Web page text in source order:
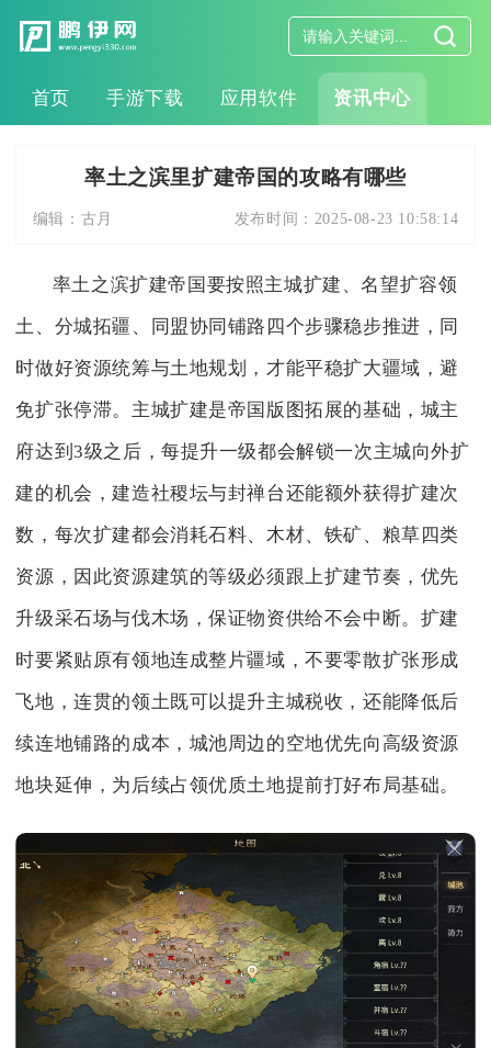
首页 手游下载 应用软件 资讯中心
率土之滨里扩建帝国的攻略有哪些
编辑： 古月 发布时间： 2025-08-23 10:58:14
率土之滨扩建帝国要按照主城扩建、名望扩容领
土、分城拓疆、同盟协同铺路四个步骤稳步推进，同
时做好资源统筹与土地规划，才能平稳扩大疆域，避
免扩张停滞。主城扩建是帝国版图拓展的基础，城主
府达到3级之后，每提升一级都会解锁一次主城向外扩
建的机会，建造社稷坛与封禅台还能额外获得扩建次
数，每次扩建都会消耗石料、木材、铁矿、粮草四类
资源，因此资源建筑的等级必须跟上扩建节奏，优先
升级采石场与伐木场，保证物资供给不会中断。扩建
时要紧贴原有领地连成整片疆域，不要零散扩张形成
飞地，连贯的领土既可以提升主城税收，还能降低后
续连地铺路的成本，城池周边的空地优先向高级资源
地块延伸，为后续占领优质土地提前打好布局基础。